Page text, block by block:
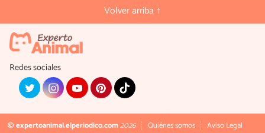
Volver arriba ↑
Redes sociales
© expertoanimal.elperiodico.com2026 Quiénes somos
Aviso Legal